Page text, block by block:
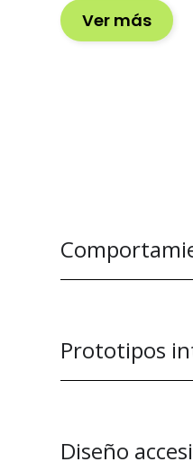
Ver más
Prototipos
Diseño